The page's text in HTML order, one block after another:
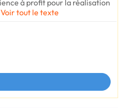
à profit pour la réalisation
Voir tout le texte